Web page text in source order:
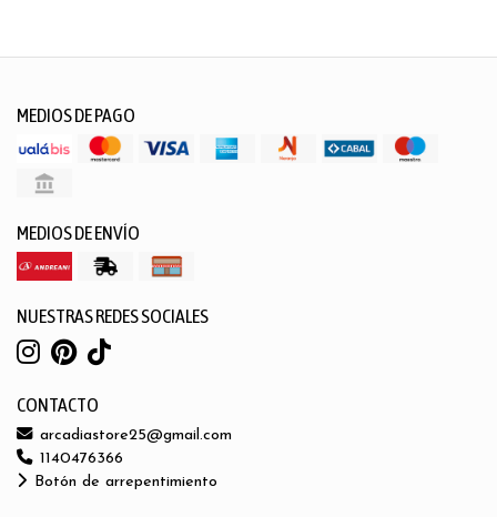
MEDIOS DE PAGO
MEDIOS DE ENVÍO
NUESTRAS REDES SOCIALES
CONTACTO
arcadiastore25@gmail.com
1140476366
Botón de arrepentimiento